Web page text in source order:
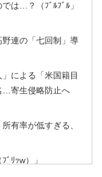
は…？（ﾌﾞﾙﾌﾞﾙ」
野連の「七回制」導
による「米国籍目
…寄生侵略防止へ
有率が低すぎる、
ﾘｯw）」